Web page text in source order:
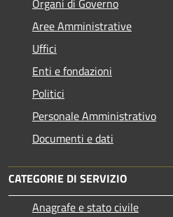
Organi di Governo
Aree Amministrative
Uffici
Enti e fondazioni
Politici
Personale Amministrativo
Documenti e dati
CATEGORIE DI SERVIZIO
Anagrafe e stato civile